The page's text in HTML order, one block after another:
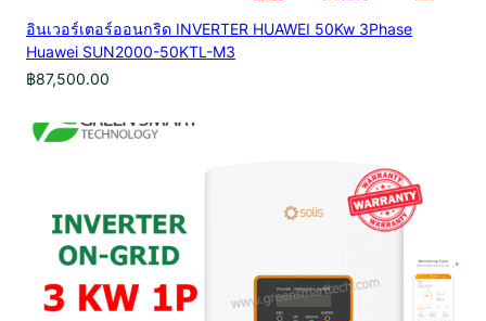
อินเวอร์เตอร์ออนกริด INVERTER HUAWEI 50Kw 3Phase
Huawei SUN2000-50KTL-M3
฿87,500.00